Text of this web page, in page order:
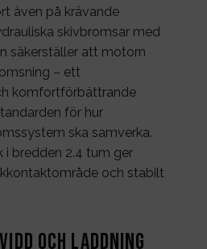
även på krävande
skivbromsar med
säkerställer att motorn
– ett
komfortförbättrande
för hur
ska samverka.
bredden 2.4 tum ger
och stabilt
och laddning